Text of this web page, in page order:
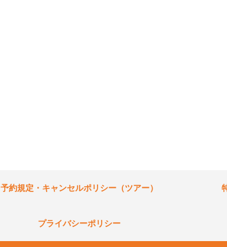
予約規定・キャンセルポリシー（ツアー）
プライバシーポリシー